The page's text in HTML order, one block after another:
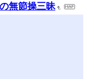
無節操三昧